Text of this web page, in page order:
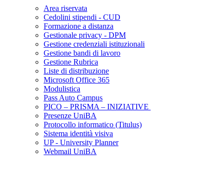
Area riservata
Cedolini stipendi - CUD
Formazione a distanza
Gestionale privacy - DPM
Gestione credenziali istituzionali
Gestione bandi di lavoro
Gestione Rubrica
Liste di distribuzione
Microsoft Office 365
Modulistica
Pass Auto Campus
PICO – PRISMA – INIZIATIVE
Presenze UniBA
Protocollo informatico (Titulus)
Sistema identità visiva
UP - University Planner
Webmail UniBA